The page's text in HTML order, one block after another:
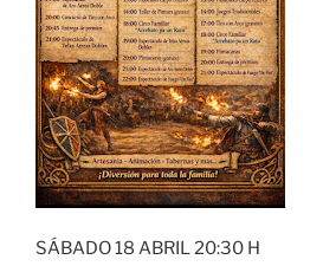
SÁBADO 18 ABRIL 20:30 H